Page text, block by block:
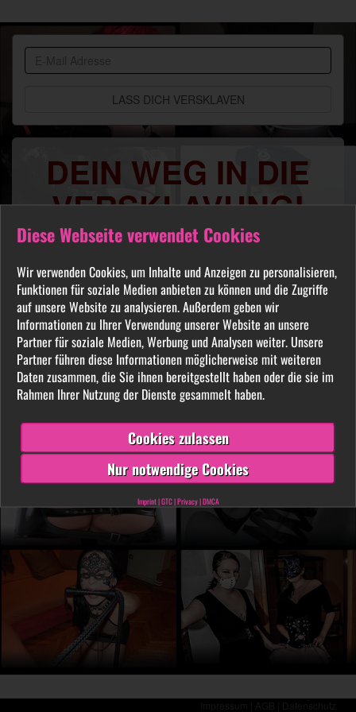
Diese Webseite verwendet Cookies
Wir verwenden Cookies, um Inhalte und Anzeigen zu personalisieren,
Funktionen für soziale Medien anbieten zu können und die Zugriffe
auf unsere Website zu analysieren. Außerdem geben wir
Informationen zu Ihrer Verwendung unserer Website an unsere
Partner für soziale Medien, Werbung und Analysen weiter. Unsere
Partner führen diese Informationen möglicherweise mit weiteren
Daten zusammen, die Sie ihnen bereitgestellt haben oder die sie im
Rahmen Ihrer Nutzung der Dienste gesammelt haben.
Cookies zulassen
Nur notwendige Cookies
Imprint|GTC|Privacy|DMCA
DEIN WEG IN DIE
VERSKLAVUNG!
Du sehnst Dich danach benutzt, manipuliert,
FETISCH ist in unserer Community willkommen
und auch Du wirst hier Deine Herrin finden, die
Dich Schritt für Schritt in das Sklavenleben deiner
Träume führt. Lebe deine dunkelsten Fantasien
LIVE vor der Cam aus. Finde unter tausenden
privaten SM- und Fetischvideos deine dominante
Lady und genieße die Leidenschaft, die Leiden
schafft!